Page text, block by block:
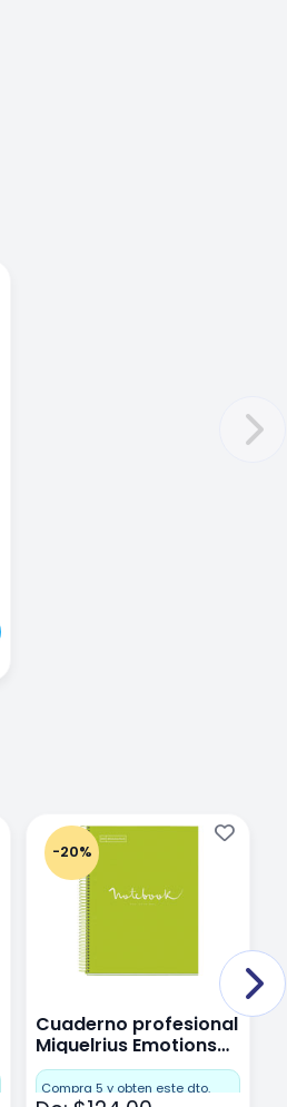
-20%
Cuaderno profesional
Miquelrius Emotions
Dots 80 hojas Lima
Compra 5 y obten este dto.